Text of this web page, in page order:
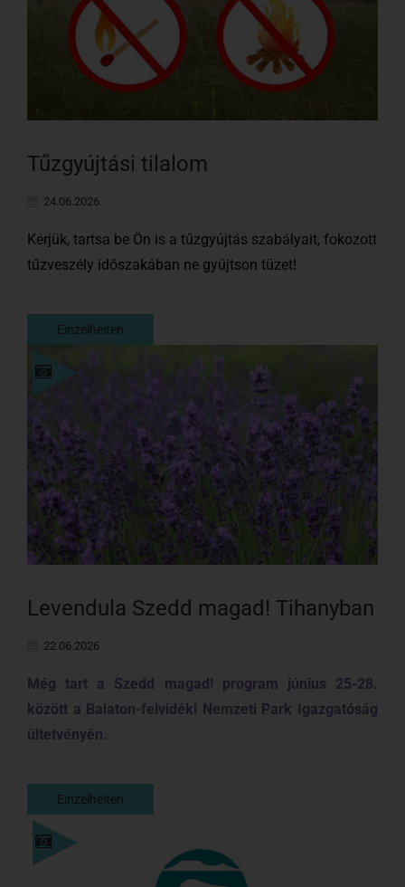
Tűzgyújtási tilalom
24.06.2026
Kérjük, tartsa be Ön is a tűzgyújtás szabályait, fokozott
tűzveszély időszakában ne gyújtson tüzet!
Einzelheiten
Einzelheiten
Levendula Szedd magad! Tihanyban
22.06.2026
Még tart a Szedd magad! program június 25-28.
között a Balaton-felvidéki Nemzeti Park Igazgatóság
ültetvényén.
Einzelheiten
Einzelheiten